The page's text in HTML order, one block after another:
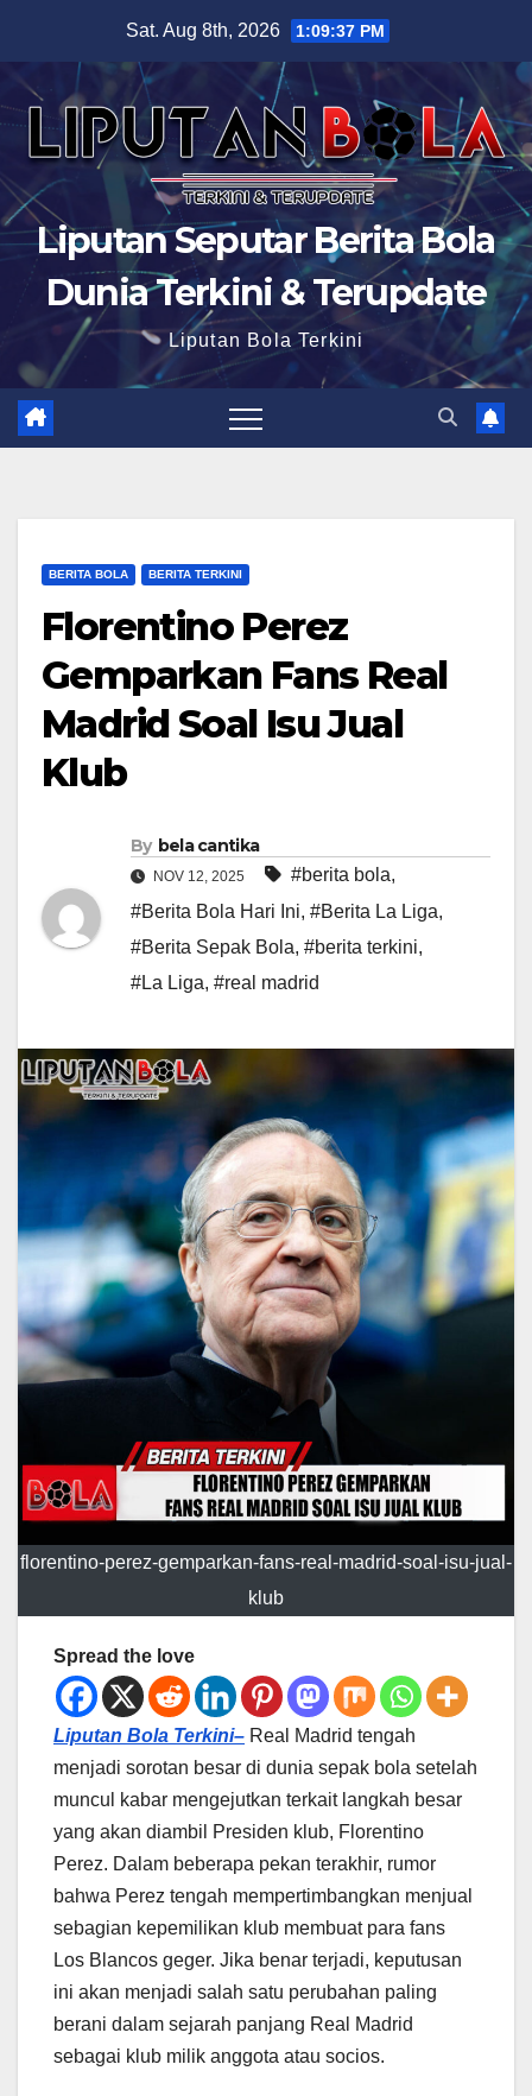
content
Sat. Aug 8th, 2026 1:09:38 PM
Liputan Seputar Berita Bola
Dunia Terkini & Terupdate
Liputan Bola Terkini
BERITA BOLA BERITA TERKINI
Florentino Perez
Gemparkan Fans Real
Madrid Soal Isu Jual
Klub
By bela cantika
NOV 12, 2025 #berita bola,
#Berita Bola Hari Ini, #Berita La Liga,
#Berita Sepak Bola, #berita terkini,
#La Liga, #real madrid
florentino-perez-gemparkan-fans-real-madrid-soal-isu-jual-
klub
Spread the love
Liputan Bola Terkini– Real Madrid tengah
menjadi sorotan besar di dunia sepak bola setelah
muncul kabar mengejutkan terkait langkah besar
yang akan diambil Presiden klub, Florentino
Perez. Dalam beberapa pekan terakhir, rumor
bahwa Perez tengah mempertimbangkan menjual
sebagian kepemilikan klub membuat para fans
Los Blancos geger. Jika benar terjadi, keputusan
ini akan menjadi salah satu perubahan paling
berani dalam sejarah panjang Real Madrid
sebagai klub milik anggota atau socios.